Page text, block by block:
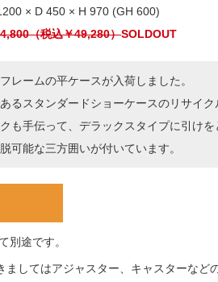
× D 450 × H 970 (GH 600)
（税込￥49,280）SOLDOUT
レームの平ケースが入荷しました。
るスタンダードショーケースのリサイク
も手伝って、デラックスタイプに引けを
可能な三方囲いが付いています。
別途です。
ましてはアジャスター、キャスターなど